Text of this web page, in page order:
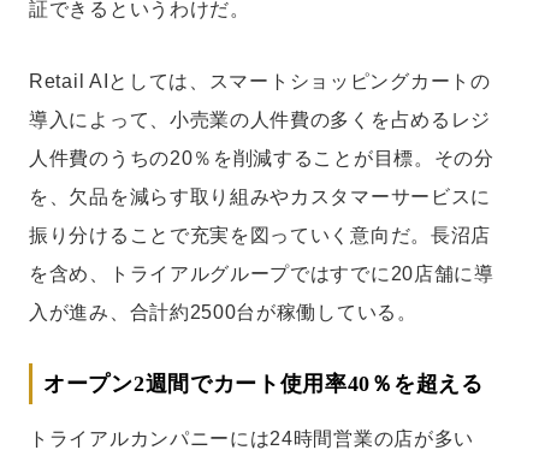
証できるというわけだ。
Retail AIとしては、スマートショッピングカートの
導入によって、小売業の人件費の多くを占めるレジ
人件費のうちの20％を削減することが目標。その分
を、欠品を減らす取り組みやカスタマーサービスに
振り分けることで充実を図っていく意向だ。長沼店
を含め、トライアルグループではすでに20店舗に導
入が進み、合計約2500台が稼働している。
オープン2週間でカート使用率40％を超える
トライアルカンパニーには24時間営業の店が多い